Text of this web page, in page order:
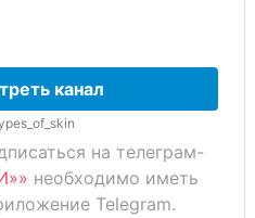
канал
на телеграм-
необходимо иметь
Telegram.